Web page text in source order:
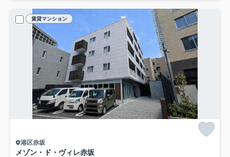
賃貸マンション
港区赤坂
メゾン・ド・ヴィレ赤坂